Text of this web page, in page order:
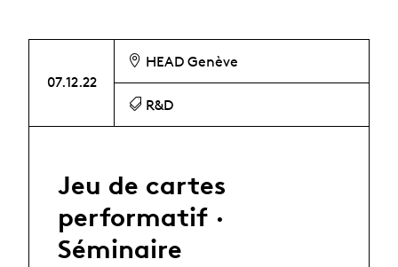
07.12.22
HEAD Genève
R&D
Jeu de cartes
performatif ·
Séminaire